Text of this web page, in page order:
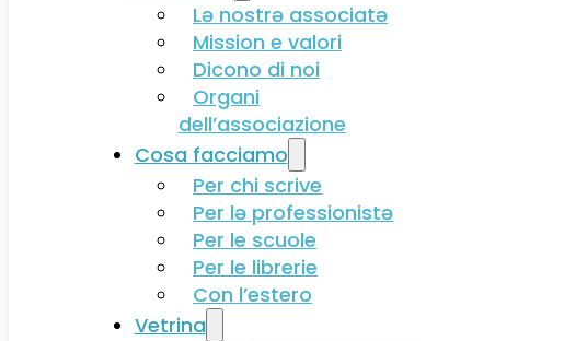
Lə nostrə associatə
Mission e valori
Dicono di noi
Organi
dell’associazione
Cosa facciamo
Per chi scrive
Per lə professionistə
Per le scuole
Per le librerie
Con l’estero
Vetrina